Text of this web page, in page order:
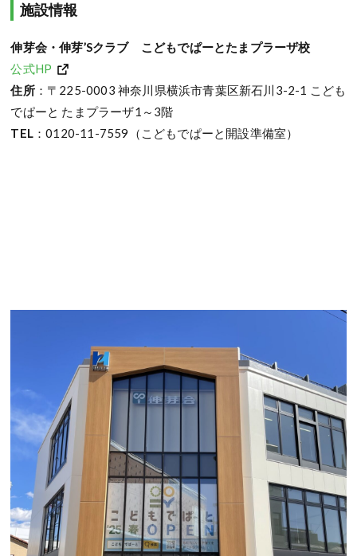
施設情報
伸芽会・伸芽’Sクラブ こどもでぱーとたまプラーザ校
公式HP
住所：〒225-0003 神奈川県横浜市青葉区新石川3-2-1 こども
でぱーと たまプラーザ1～3階
TEL ：0120-11-7559（こどもでぱーと開設準備室）